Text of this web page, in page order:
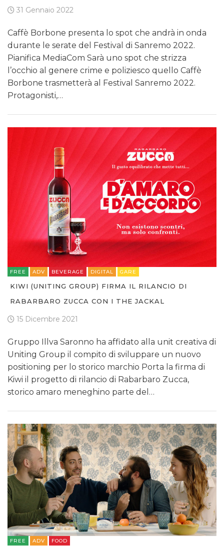
31 Gennaio 2022
Caffè Borbone presenta lo spot che andrà in onda
durante le serate del Festival di Sanremo 2022.
Pianifica MediaCom Sarà uno spot che strizza
l’occhio al genere crime e poliziesco quello Caffè
Borbone trasmetterà al Festival Sanremo 2022.
Protagonisti,…
FREE ADV BEVERAGE DIGITAL GARE
KIWI (UNITING GROUP) FIRMA IL RILANCIO DI
RABARBARO ZUCCA CON I THE JACKAL
15 Dicembre 2021
Gruppo Illva Saronno ha affidato alla unit creativa di
Uniting Group il compito di sviluppare un nuovo
positioning per lo storico marchio Porta la firma di
Kiwi il progetto di rilancio di Rabarbaro Zucca,
storico amaro meneghino parte del…
FREE ADV FOOD